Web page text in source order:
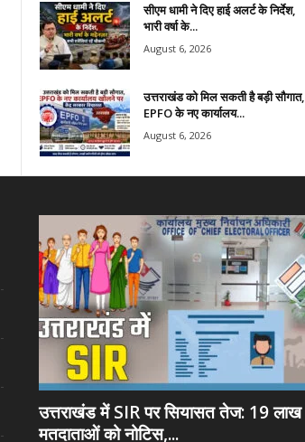
सीएम धामी ने दिए हाई अलर्ट के निर्देश,
भारी वर्षा के...
August 6, 2026
उत्तराखंड को मिल सकती है बड़ी सौगात,
EPFO के नए कार्यालय...
August 6, 2026
उत्तराखंड में SIR पर सियासत तेज: 19 लाख
मतदाताओं को नोटिस,...